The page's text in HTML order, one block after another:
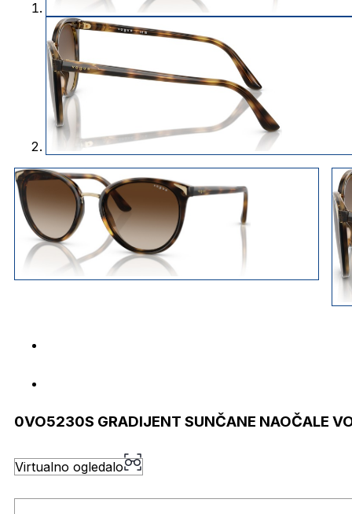
0VO5230S GRADIJENT SUNČANE NAOČALE
Virtualno ogledalo